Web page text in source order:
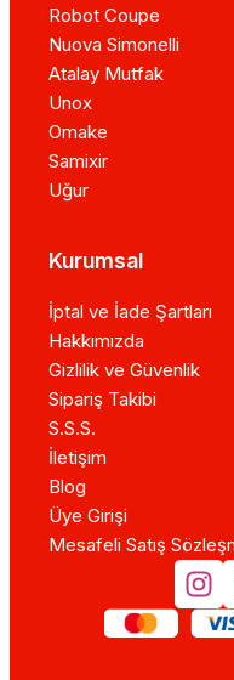
Robot Coupe
Nuova Simonelli
Atalay Mutfak
Unox
Omake
Samixir
Uğur
Kurumsal
İptal ve İade Şartları
Hakkımızda
Gizlilik ve Güvenlik
Sipariş Takibi
S.S.S.
İletişim
Blog
Üye Girişi
Mesafeli Satış